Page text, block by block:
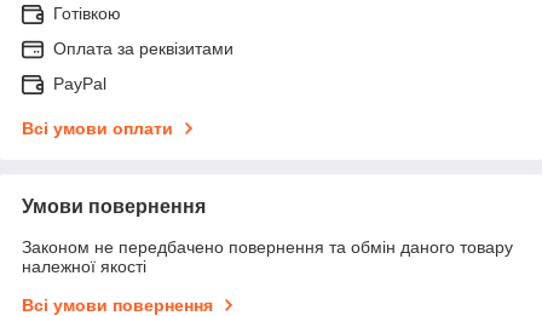
Готівкою
Оплата за реквізитами
PayPal
Всі умови оплати
Умови повернення
Законом не передбачено повернення та обмін даного товару
належної якості
Всі умови повернення